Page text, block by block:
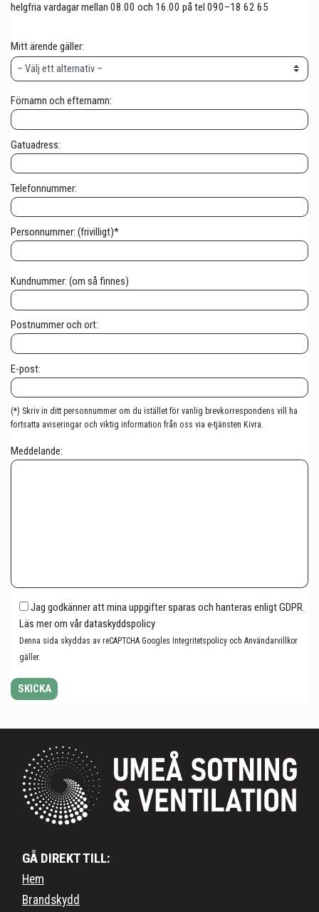
helgfria vardagar mellan 08.00 och 16.00 på tel 090–18 62 65
Mitt ärende gäller:
Förnamn och efternamn:
Gatuadress:
Telefonnummer:
Personnummer: (frivilligt)*
Kundnummer: (om så finnes)
Postnummer och ort:
E-post:
(*) Skriv in ditt personnummer om du istället för vanlig brevkorrespondens vill ha
fortsatta aviseringar och viktig information från oss via e-tjänsten Kivra.
Meddelande:
Jag godkänner att mina uppgifter sparas och hanteras enligt GDPR.
Läs mer om vårdataskyddspolicy
Denna sida skyddas av reCAPTCHA Googles Integritetspolicy ochAnvändarvillkor
gäller.
GÅ DIREKT TILL:
Hem
Brandskydd